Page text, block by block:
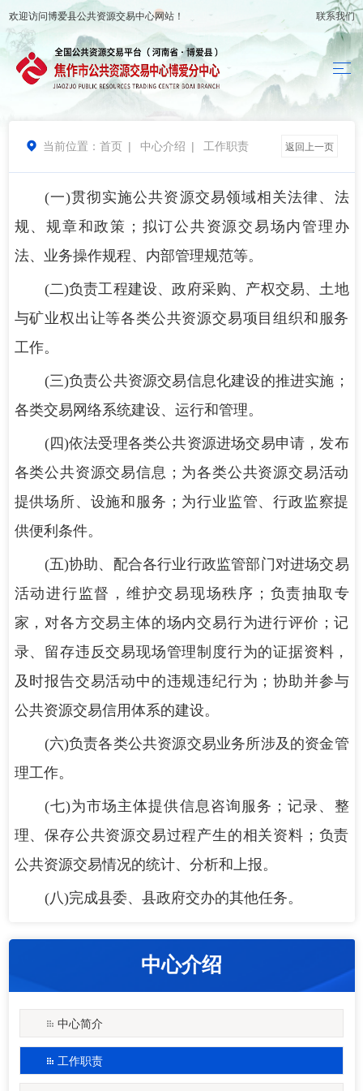
欢迎访问博爱县公共资源交易中心网站！ 联系我们
 当前位置： 首页 | 中心介绍 | 工作职责 返回上一页
(一)贯彻实施公共资源交易领域相关法律、法
规、规章和政策；拟订公共资源交易场内管理办
法、业务操作规程、内部管理规范等。
(二)负责工程建设、政府采购、产权交易、土地
与矿业权出让等各类公共资源交易项目组织和服务
工作。
(三)负责公共资源交易信息化建设的推进实施；
各类交易网络系统建设、运行和管理。
(四)依法受理各类公共资源进场交易申请，发布
各类公共资源交易信息；为各类公共资源交易活动
提供场所、设施和服务；为行业监管、行政监察提
供便利条件。
(五)协助、配合各行业行政监管部门对进场交易
活动进行监督，维护交易现场秩序；负责抽取专
家，对各方交易主体的场内交易行为进行评价；记
录、留存违反交易现场管理制度行为的证据资料，
及时报告交易活动中的违规违纪行为；协助并参与
公共资源交易信用体系的建设。
(六)负责各类公共资源交易业务所涉及的资金管
理工作。
(七)为市场主体提供信息咨询服务；记录、整
理、保存公共资源交易过程产生的相关资料；负责
公共资源交易情况的统计、分析和上报。
(八)完成县委、县政府交办的其他任务。
中心介绍
中心简介
工作职责